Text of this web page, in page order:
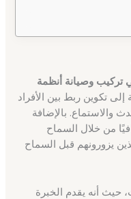
وصيانة أنظمة
تكوين ربط بين الأفراد
والاستماع. بالإضافة
من خلال السماح
يزورونهم قبل السماح
حيث أنه يقدم الخبرة